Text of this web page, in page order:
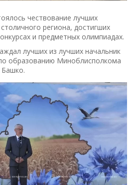
чествование лучших
региона, достигших
и предметных олимпиадах.
лучших из лучших начальник
образованию Миноблисполкома